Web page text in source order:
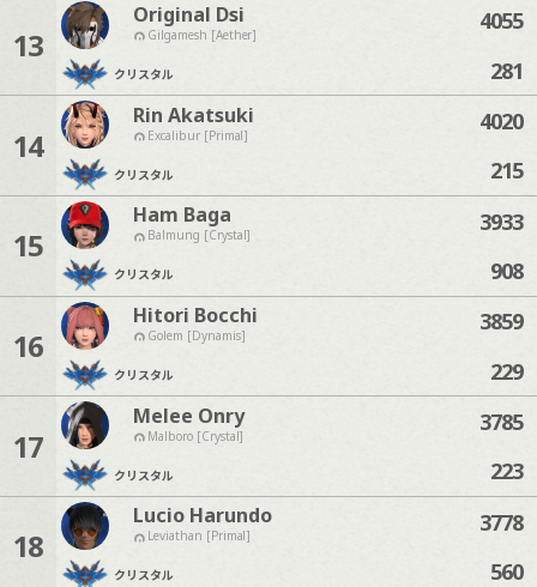
13
Original Dsi
Gilgamesh [Aether]
クリスタル
4055
281
14
Rin Akatsuki
Excalibur [Primal]
クリスタル
4020
215
15
Ham Baga
Balmung [Crystal]
クリスタル
3933
908
16
Hitori Bocchi
Golem [Dynamis]
クリスタル
3859
229
17
Melee Onry
Malboro [Crystal]
クリスタル
3785
223
18
Lucio Harundo
Leviathan [Primal]
クリスタル
3778
560